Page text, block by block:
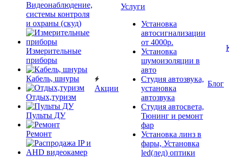
Видеонаблюдение,
системы контроля
и охраны (скуд)
Измерительные
приборы
Кабель, шнуры
Отдых,туризм
Пульты ДУ
Ремонт
Акции
Услуги
Установка
автосигнализации
от 4000р.
Установка
шумоизоляции в
авто
Студия автозвука,
установка
автозвука
Студия автосвета,
Тюнинг и ремонт
фар
Установка линз в
фары, Установка
led(лед) оптики
Блог